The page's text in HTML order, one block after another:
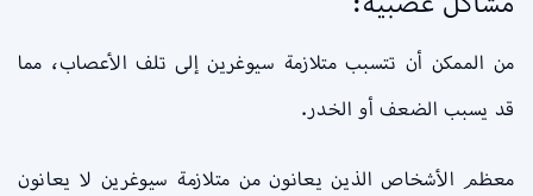
من الممكن أن تتسبب متلازمة سيوغرين إلى تلف الأعصاب، مما
قد يسبب الضعف أو الخدر.
معظم الأشخاص الذين يعانون من متلازمة سيوغرين لا يعانون